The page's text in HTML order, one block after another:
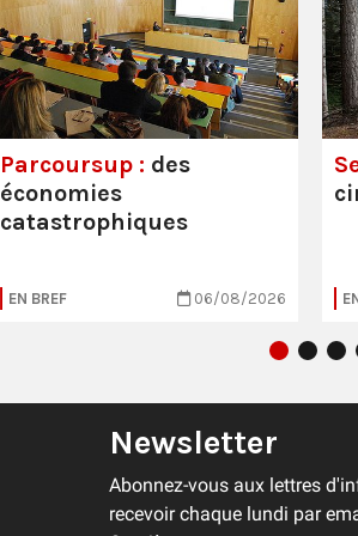
Parcoursup : des
économies
catastrophiques
EN BREF 06/08/2026
Newsletter
Abonnez-vous aux lettres
recevoir chaque lundi par